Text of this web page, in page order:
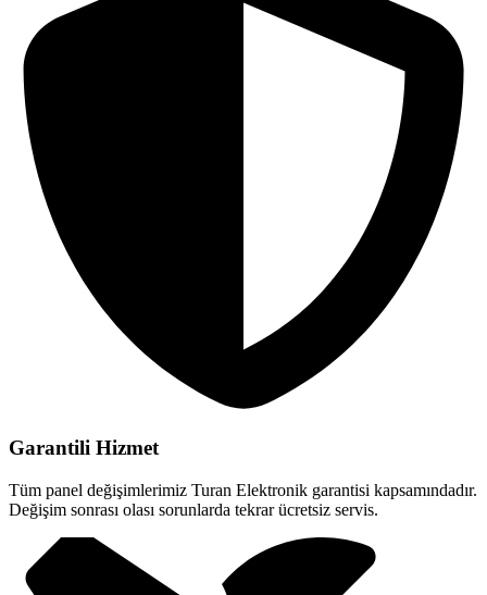
Garantili Hizmet
Tüm panel değişimlerimiz Turan Elektronik garantisi kapsamındadır.
Değişim sonrası olası sorunlarda tekrar ücretsiz servis.